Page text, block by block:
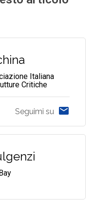
Italiana
Critiche
Seguimi su